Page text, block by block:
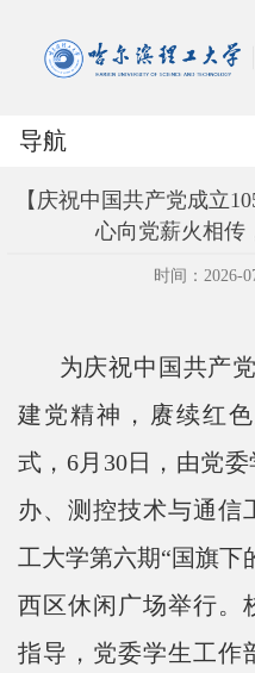
导航
【庆祝中国共产党成立
心向党薪火相传
时间：2026-
为庆祝中国共产党
建党精神，赓续红
式， 6月 30日，由党
办、测控技术与通信
工大学第六期“国旗下
西区休闲广场举行。
指导，党委学生工作